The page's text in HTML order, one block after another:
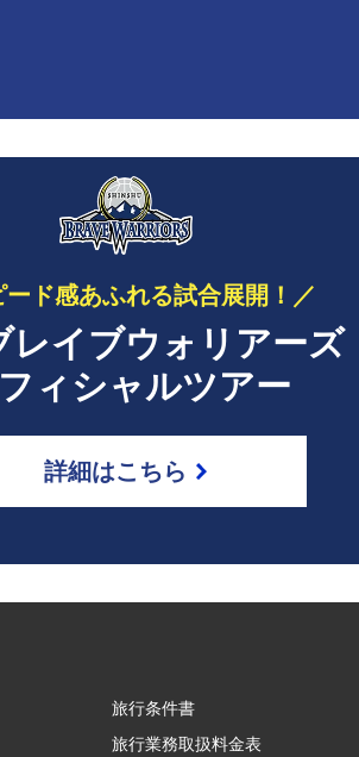
ード感あふれる試合展開！／
レイブウォリアーズ
ィシャルツアー
詳細はこちら
旅行条件書
旅行業務取扱料金表